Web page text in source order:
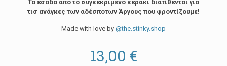
Τα έσοδα από το συγκεκριμένο κεράκι διατίθενται για
τισ ανάγκες των αδέσποτων Άργους που φροντίζουμε!
Made with love by @the.stinky.shop
13,00 €